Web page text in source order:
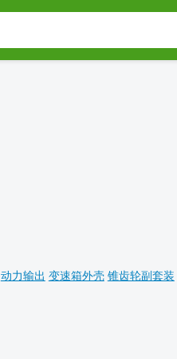
动力输出 变速箱外壳 锥齿轮副套装